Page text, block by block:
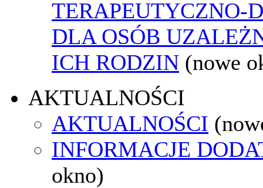
TERAPEUTYCZNO-
DLA OSÓB
ICH RODZIN (nowe
AKTUALNOŚCI
AKTUALNOŚCI
INFORMACJE
okno)